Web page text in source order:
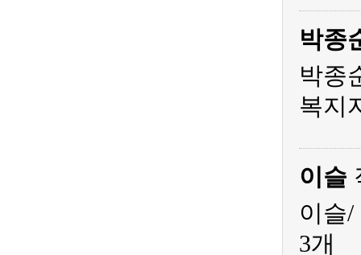
박종
박종
복지
이슬
이슬
3개